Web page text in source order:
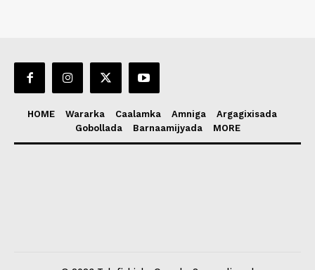
HOME Wararka Caalamka Amniga
Argagixisada
Gobollada
Barnaamijyada MORE